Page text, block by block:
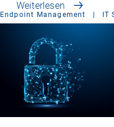
Weiterlesen
Endpoint Management | IT